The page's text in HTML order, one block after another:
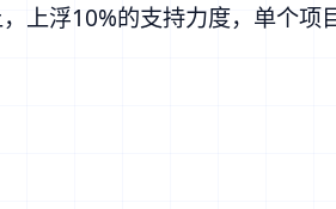
上浮10%的支持力度，单个项